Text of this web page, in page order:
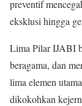
preventif
eksklusi hingga
Lima Pilar IJABI
beragama, dan
lima elemen
dikokohkan